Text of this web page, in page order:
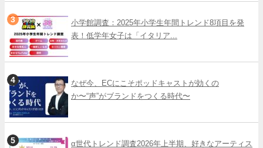
小学館調査：2025年小学生年間トレンド8項目を発
表！低学年女子は「イタリア...
なぜ今、ECにこそポッドキャストが効くの
か〜“声”がブランドをつくる時代〜
α世代トレンド調査2026年上半期、好きなアーティス